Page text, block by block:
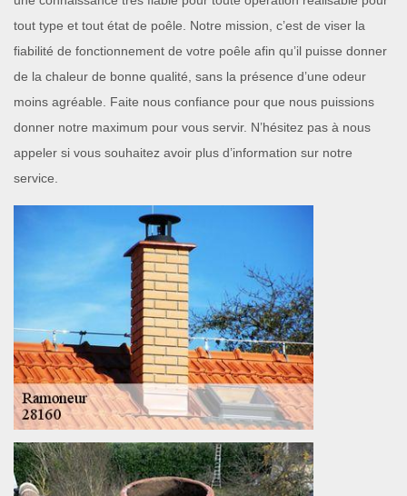
tout type et tout état de poêle. Notre mission, c’est de viser la
fiabilité de fonctionnement de votre poêle afin qu’il puisse donner
de la chaleur de bonne qualité, sans la présence d’une odeur
moins agréable. Faite nous confiance pour que nous puissions
donner notre maximum pour vous servir. N’hésitez pas à nous
appeler si vous souhaitez avoir plus d’information sur notre
service.